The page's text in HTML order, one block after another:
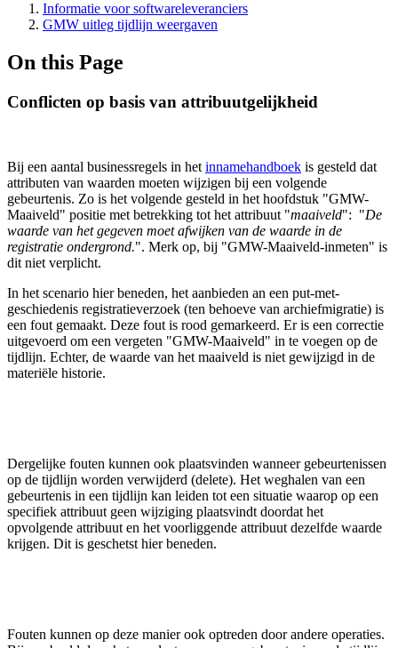
Informatie voor softwareleveranciers
GMW uitleg tijdlijn weergaven
On this Page
Conflicten op basis van attribuutgelijkheid
Bij een aantal businessregels in het innamehandboek is gesteld dat
attributen van waarden moeten wijzigen bij een volgende
gebeurtenis. Zo is het volgende gesteld in het hoofdstuk "GMW-
Maaiveld" positie met betrekking tot het attribuut "maaiveld": "De
waarde van het gegeven moet afwijken van de waarde in de
registratie ondergrond.". Merk op, bij "GMW-Maaiveld-inmeten" is
dit niet verplicht.
In het scenario hier beneden, het aanbieden an een put-met-
geschiedenis registratieverzoek (ten behoeve van archiefmigratie) is
een fout gemaakt. Deze fout is rood gemarkeerd. Er is een correctie
uitgevoerd om een vergeten "GMW-Maaiveld" in te voegen op de
tijdlijn. Echter, de waarde van het maaiveld is niet gewijzigd in de
materiële historie.
Dergelijke fouten kunnen ook plaatsvinden wanneer gebeurtenissen
op de tijdlijn worden verwijderd (delete). Het weghalen van een
gebeurtenis in een tijdlijn kan leiden tot een situatie waarop op een
specifiek attribuut geen wijziging plaatsvindt doordat het
opvolgende attribuut en het voorliggende attribuut dezelfde waarde
krijgen. Dit is geschetst hier beneden.
Fouten kunnen op deze manier ook optreden door andere operaties.